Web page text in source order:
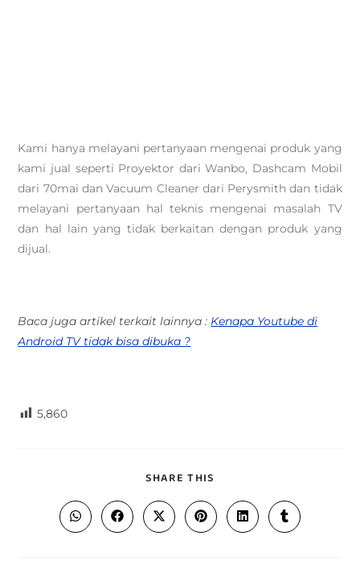
Kami hanya melayani pertanyaan mengenai produk yang
kami jual seperti Proyektor dari Wanbo, Dashcam Mobil
dari 70mai dan Vacuum Cleaner dari Perysmith dan tidak
melayani pertanyaan hal teknis mengenai masalah TV
dan hal lain yang tidak berkaitan dengan produk yang
dijual.
Baca juga artikel terkait lainnya : Kenapa Youtube di
Android TV tidak bisa dibuka ?
5,860
SHARE THIS